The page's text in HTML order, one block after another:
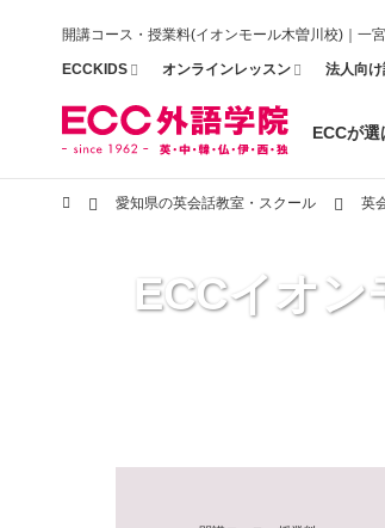
開講コース・授業料(イオンモール木曽川校)｜一
ECCKIDS オンラインレッスン 法人向
ECCが
愛知県の英会話教室・スクール 英
ECCイオ